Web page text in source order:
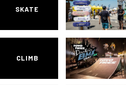
SKATE
CLIMB